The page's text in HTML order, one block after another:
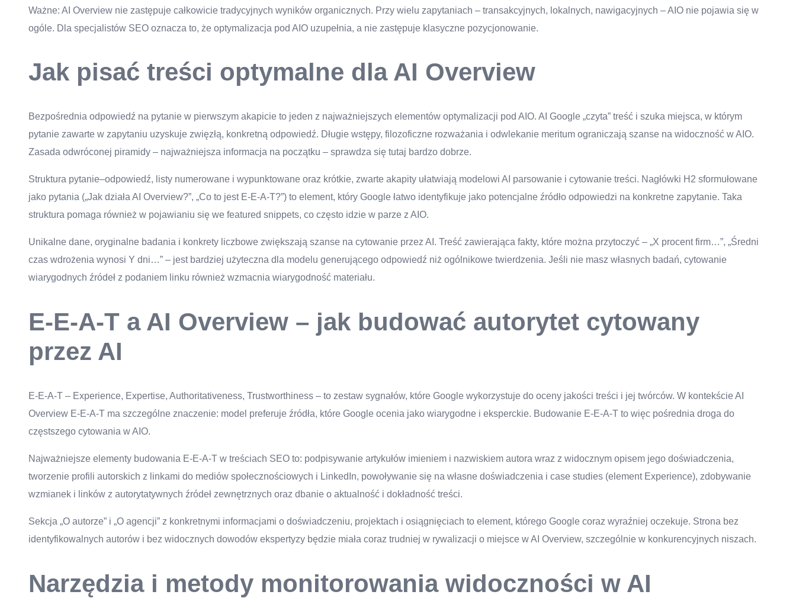
Ważne: AI Overview nie zastępuje całkowicie tradycyjnych wyników organicznych. Przy wielu zapytaniach – transakcyjnych, lokalnych, nawigacyjnych – AIO nie pojawia się w
ogóle. Dla specjalistów SEO oznacza to, że optymalizacja pod AIO uzupełnia, a nie zastępuje klasyczne pozycjonowanie.
Jak pisać treści optymalne dla AI Overview
Bezpośrednia odpowiedź na pytanie w pierwszym akapicie to jeden z najważniejszych elementów optymalizacji pod AIO. AI Google „czyta” treść i szuka miejsca, w którym
pytanie zawarte w zapytaniu uzyskuje zwięzłą, konkretną odpowiedź. Długie wstępy, filozoficzne rozważania i odwlekanie meritum ograniczają szanse na widoczność w AIO.
Zasada odwróconej piramidy – najważniejsza informacja na początku – sprawdza się tutaj bardzo dobrze.
Struktura pytanie–odpowiedź, listy numerowane i wypunktowane oraz krótkie, zwarte akapity ułatwiają modelowi AI parsowanie i cytowanie treści. Nagłówki H2 sformułowane
jako pytania („Jak działa AI Overview?”, „Co to jest E-E-A-T?”) to element, który Google łatwo identyfikuje jako potencjalne źródło odpowiedzi na konkretne zapytanie. Taka
struktura pomaga również w pojawianiu się we featured snippets, co często idzie w parze z AIO.
Unikalne dane, oryginalne badania i konkrety liczbowe zwiększają szanse na cytowanie przez AI. Treść zawierająca fakty, które można przytoczyć – „X procent firm…”, „Średni
czas wdrożenia wynosi Y dni…” – jest bardziej użyteczna dla modelu generującego odpowiedź niż ogólnikowe twierdzenia. Jeśli nie masz własnych badań, cytowanie
wiarygodnych źródeł z podaniem linku również wzmacnia wiarygodność materiału.
E-E-A-T a AI Overview – jak budować autorytet cytowany
przez AI
E-E-A-T – Experience, Expertise, Authoritativeness, Trustworthiness – to zestaw sygnałów, które Google wykorzystuje do oceny jakości treści i jej twórców. W kontekście AI
Overview E-E-A-T ma szczególne znaczenie: model preferuje źródła, które Google ocenia jako wiarygodne i eksperckie. Budowanie E-E-A-T to więc pośrednia droga do
częstszego cytowania w AIO.
Najważniejsze elementy budowania E-E-A-T w treściach SEO to: podpisywanie artykułów imieniem i nazwiskiem autora wraz z widocznym opisem jego doświadczenia,
tworzenie profili autorskich z linkami do mediów społecznościowych i LinkedIn, powoływanie się na własne doświadczenia i case studies (element Experience), zdobywanie
wzmianek i linków z autorytatywnych źródeł zewnętrznych oraz dbanie o aktualność i dokładność treści.
Sekcja „O autorze” i „O agencji” z konkretnymi informacjami o doświadczeniu, projektach i osiągnięciach to element, którego Google coraz wyraźniej oczekuje. Strona bez
identyfikowalnych autorów i bez widocznych dowodów ekspertyzy będzie miała coraz trudniej w rywalizacji o miejsce w AI Overview, szczególnie w konkurencyjnych niszach.
Narzędzia i metody monitorowania widoczności w AI